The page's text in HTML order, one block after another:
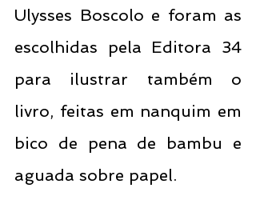
Ulysses Boscolo e foram as
escolhidas pela Editora 34
para ilustrar também o
livro, feitas em nanquim em
bico de pena de bambu e
aguada sobre papel.